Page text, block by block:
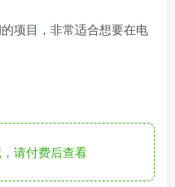
项目，非常适合想要在电
请付费后查看